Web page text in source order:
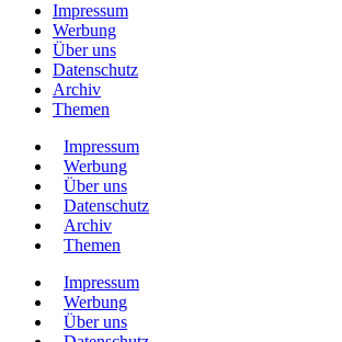
Impressum
Werbung
Über uns
Datenschutz
Archiv
Themen
Impressum
Werbung
Über uns
Datenschutz
Archiv
Themen
Impressum
Werbung
Über uns